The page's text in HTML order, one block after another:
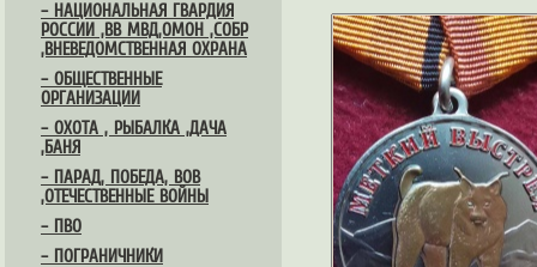
– НАЦИОНАЛЬНАЯ ГВАРДИЯ
РОССИИ ,ВВ МВД,ОМОН ,СОБР
,ВНЕВЕДОМСТВЕННАЯ ОХРАНА
– ОБЩЕСТВЕННЫЕ
ОРГАНИЗАЦИИ
– ОХОТА , РЫБАЛКА ,ДАЧА
,БАНЯ
– ПАРАД, ПОБЕДА, ВОВ
,ОТЕЧЕСТВЕННЫЕ ВОЙНЫ
– ПВО
– ПОГРАНИЧНИКИ